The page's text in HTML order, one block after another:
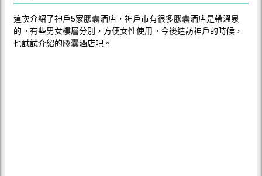
這次介紹了神戶5家膠囊酒店，神戶市有很多膠囊酒店是帶溫泉
的。有些男女樓層分別，方便女性使用。今後造訪神戶的時候，
也試試介紹的膠囊酒店吧。